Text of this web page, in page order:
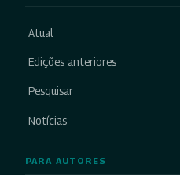
Atual
Edições anteriores
Pesquisar
Notícias
PARA AUTORES